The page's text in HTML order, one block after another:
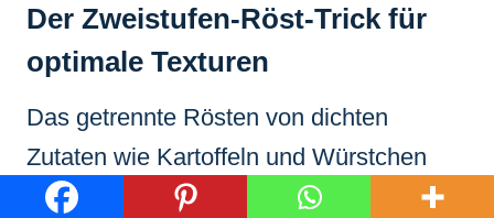
Der Zweistufen-Röst-Trick für
optimale Texturen
Das getrennte Rösten von dichten
Zutaten wie Kartoffeln und Würstchen
zuerst, gefolgt vom späteren Hinzufügen